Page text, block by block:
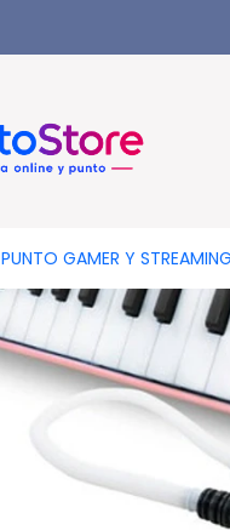
PUNTO GAMER Y STREAMING